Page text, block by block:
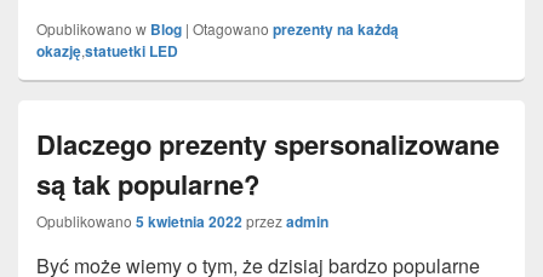
Opublikowano w Blog | Otagowano prezenty na każdą
okazję,statuetki LED
Dlaczego prezenty spersonalizowane
są tak popularne?
Opublikowano 5 kwietnia 2022przezadmin
Być może wiemy o tym, że dzisiaj bardzo popularne